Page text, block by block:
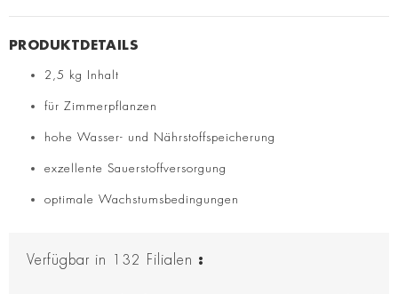
2,5 kg Inhalt
für Zimmerpflanzen
hohe Wasser- und Nährstoffspeicherung
exzellente Sauerstoffversorgung
optimale Wachstumsbedingungen
Verfügbar in 132 Filialen :